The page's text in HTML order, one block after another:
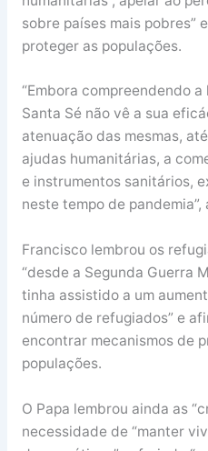
sobre países mais pobres”
proteger as populações.
“Embora compreendendo
Santa Sé não vê a sua
atenuação das mesmas,
ajudas humanitárias, a
e instrumentos sanitários,
neste tempo de pandemia”,
Francisco lembrou os
“desde a Segunda Guerra
tinha assistido a um
número de refugiados” e
encontrar mecanismos de
populações.
O Papa lembrou ainda as
necessidade de “manter